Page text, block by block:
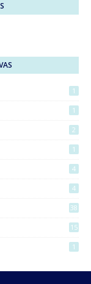
1
1
2
1
4
4
38
15
1